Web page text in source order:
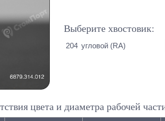
Выберите хвостовик:
204 угловой (RA)
цвета и диаметра рабочей